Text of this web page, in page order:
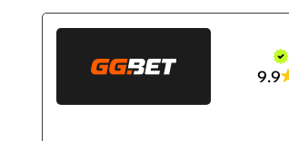
9.9